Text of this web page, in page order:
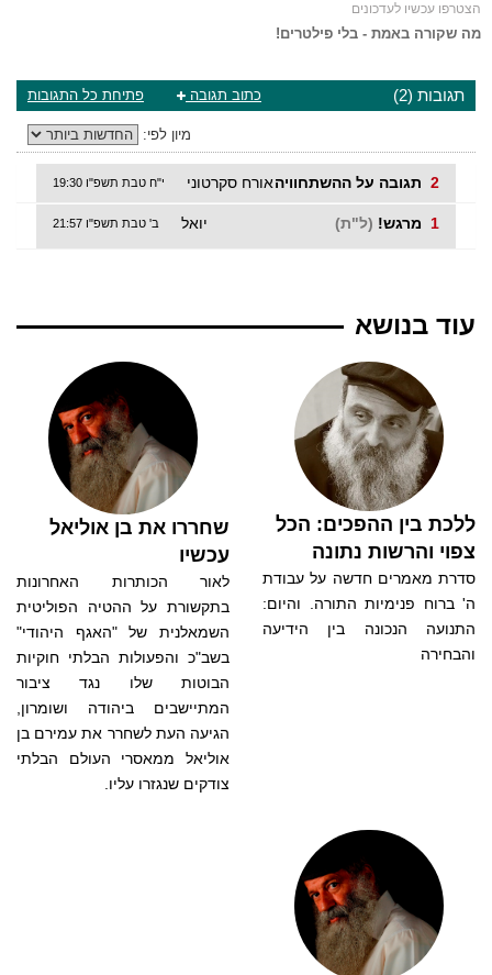
הצטרפו עכשיו לעדכונים
מה שקורה באמת - בלי פילטרים!
תגובות (2) פתיחת כל התגובות כתוב תגובה
מיון לפי:
תגובה על ההשתחוויה 2 י"ח טבת תשפ"ו 19:30 אורח סקרטוני
מרגש! (ל"ת) 1 ב' טבת תשפ"ו 21:57 יואל
עוד בנושא
ללכת בין ההפכים: הכל
צפוי והרשות נתונה
סדרת מאמרים חדשה על עבודת
ה' ברוח פנימיות התורה. והיום:
התנועה הנכונה בין הידיעה
והבחירה
שחררו את בן אוליאל
עכשיו
לאור הכותרות האחרונות
בתקשורת על ההטיה הפוליטית
השמאלנית של "האגף היהודי"
בשב"כ והפעולות הבלתי חוקיות
הבוטות שלו נגד ציבור
המתיישבים ביהודה ושומרון,
הגיעה העת לשחרר את עמירם בן
אוליאל ממאסרי העולם הבלתי
צודקים שנגזרו עליו.